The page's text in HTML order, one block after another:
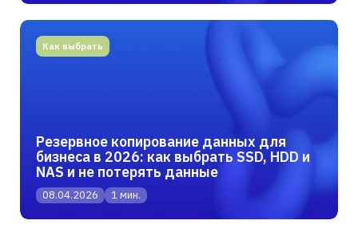
Как выбрать
08.04.2026 1 мин.
Резервное копирование данных для
бизнеса в 2026: как выбрать SSD, HDD и
NAS и не потерять данные